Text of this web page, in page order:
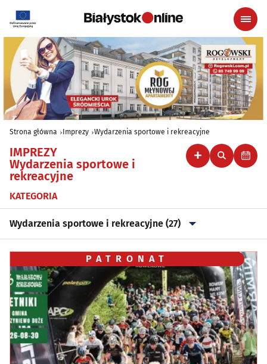
Strona główna Imprezy Wydarzenia sportowe i rekreacyjne
IMPREZY
Wydarzenia sportowe i
rekreacyjne
KATEGORIA
Wydarzenia sportowe i rekreacyjne (27)
Wszystkie
Klubowe, taneczne, granie do piwa(49)
Koncerty (89)
Koncerty muzyki poważnej(1)
PATRONAT